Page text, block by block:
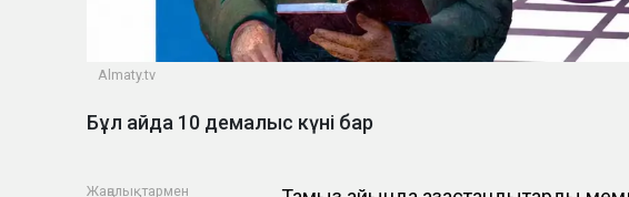
Almaty.tv
Бұл айда 10 демалыс күні бар
Жаңалықтармен